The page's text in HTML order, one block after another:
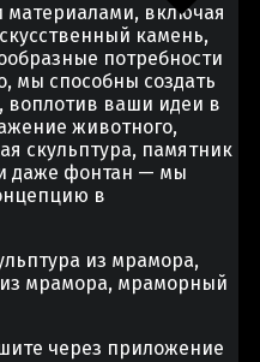
включая
камень,
потребности
мы способны создать
воплотив ваши идеи в
животного,
скульптура, памятник
даже фонтан — мы
в
из мрамора,
мрамора, мраморный
через приложение